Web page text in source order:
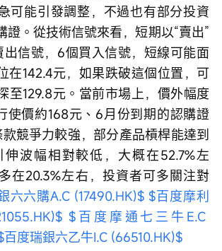
可能引發調整，不過也有部分投資
證。從技術信號來看，短期以“賣出”
信號，6個買入信號，短線可能面
在142.4元，如果跌破這個位置，可
至129.8元。當前市場上，價外幅度
使價約168元、6月份到期的認購證
競爭力較強，部分產品槓桿能達到
波幅相對較低，大概在52.7%左
在20.3%左右，投資者可多關注對
六六購A.C (17490.HK)$ $百度摩利
$百度摩通七三牛E.C
百度瑞銀六乙牛I.C (66510.HK)$